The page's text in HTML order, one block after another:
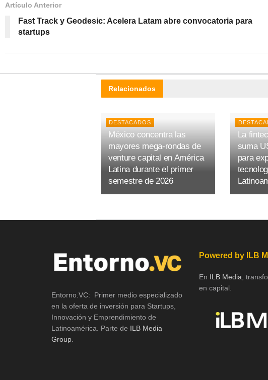
Artículo Anterior
Fast Track y Geodesic: Acelera Latam abre convocatoria para
startups
Relacionados
DESTACADOS
México concentra las
mayores mega-rondas de
venture capital en América
Latina durante el primer
semestre de 2026
La
suma
para
Entorno.VC: Primer medio especializado
en la oferta de inversión para Startups,
Innovación y Emprendimiento de
Latinoamérica. Parte de ILB Media
Group
Powered by ILB
En ILB Media ,
en capital.